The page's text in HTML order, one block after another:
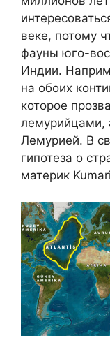
веке, потому
фауны юго-
Индии.
на обоих
которое
лемурийцами,
Лемурией. В
гипотеза о
материк